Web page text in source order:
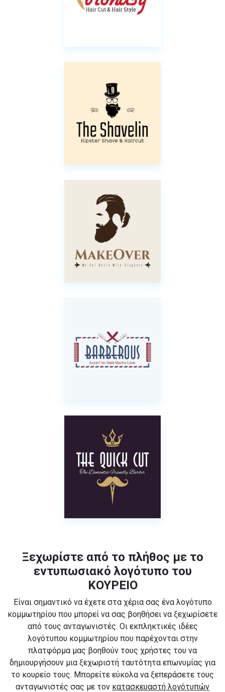
Ξεχωρίστε από το πλήθος με το
εντυπωσιακό λογότυπο του
ΚΟΥΡΕΙΟ
Είναι σημαντικό να έχετε στα χέρια σας ένα λογότυπο
κομμωτηρίου που μπορεί να σας βοηθήσει να ξεχωρίσετε
από τους ανταγωνιστές. Οι εκπληκτικές ιδέες
λογότυπου κομμωτηρίου που παρέχονται στην
πλατφόρμα μας βοηθούν τους χρήστες του να
δημιουργήσουν μια ξεχωριστή ταυτότητα επωνυμίας για
το κουρείο τους. Μπορείτε εύκολα να ξεπεράσετε τους
ανταγωνιστές σας με τον κατασκευαστή λογότυπών